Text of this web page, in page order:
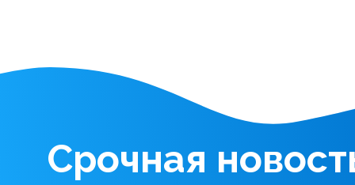
Срочная